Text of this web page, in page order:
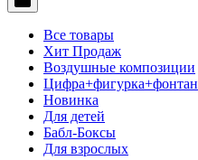
Все товары
Хит Продаж
Воздушные композиции
Цифра+фигурка+фонтан
Новинка
Для детей
Бабл-Боксы
Для взрослых